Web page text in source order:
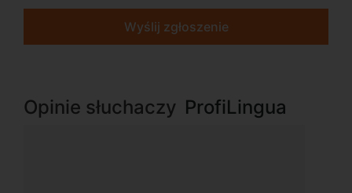
Wyślij zgłoszenie
Opinie słuchaczy ProfiLingua